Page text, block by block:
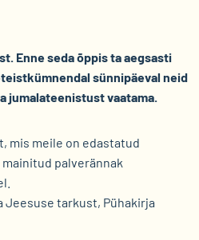
Enne seda õppis ta aegsasti
sünnipäeval neid
jumalateenistust vaatama.
mis meile on edastatud
palverännak
Jeesuse tarkust, Pühakirja